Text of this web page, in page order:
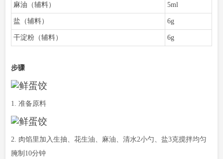
麻油（辅料） 5ml
盐（辅料） 6g
干淀粉（辅料） 6g
步骤
1. 准备原料
2. 肉馅里加入生抽、花生油、麻油、清水2小勺、盐3克搅拌均匀
腌制10分钟